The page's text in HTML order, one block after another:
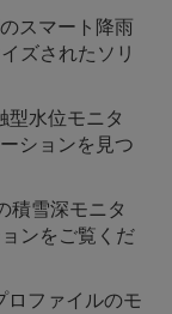
スマート降雨
ズされたソリ
型水位モニタ
ションを見つ
積雪深モニタ
ンをご覧くだ
ロファイルのモ